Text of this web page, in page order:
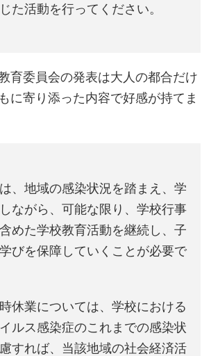
た活動を行ってください。
育委員会の発表は大人の都合だけ
に寄り添った内容で好感が持てま
、地域の感染状況を踏まえ、学
ながら、可能な限り、学校行事
めた学校教育活動を継続し、子
びを保障していくことが必要で
休業については、学校における
ルス感染症のこれまでの感染状
すれば、当該地域の社会経済活